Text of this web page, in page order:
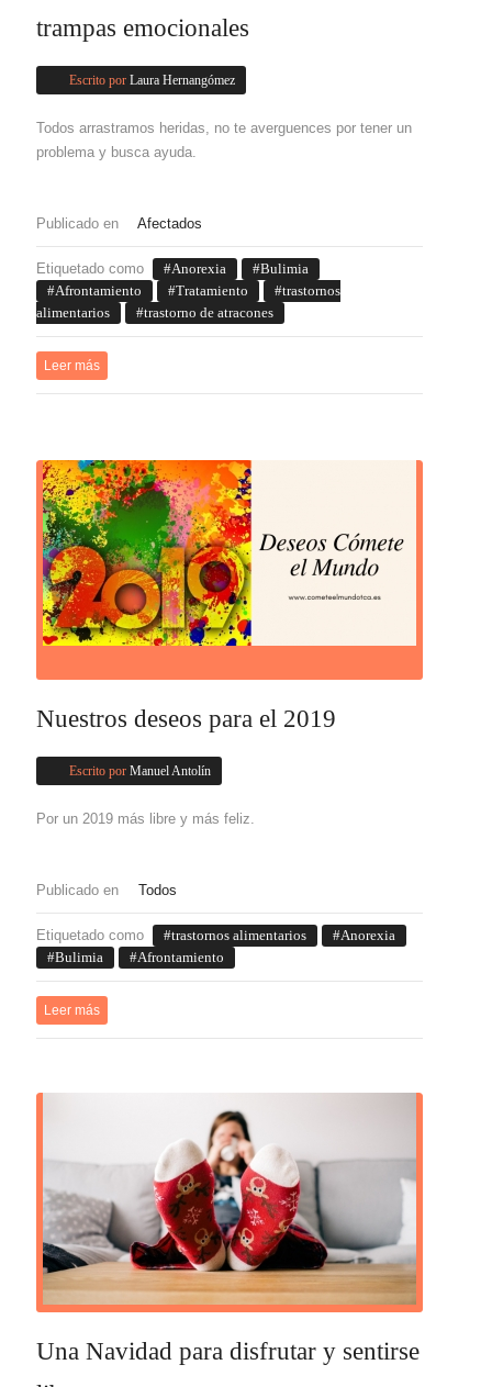
trampas emocionales
Escrito por Laura Hernangómez
Todos arrastramos heridas, no te averguences por tener un
problema y busca ayuda.
Publicado en Afectados
Etiquetado como Anorexia
Bulimia
Afrontamiento
Tratamiento
trastornos
alimentarios
trastorno de atracones
Leer más
Nuestros deseos para el 2019
Escrito por Manuel Antolín
Por un 2019 más libre y más feliz.
Publicado en Todos
Etiquetado como trastornos alimentarios
Anorexia
Bulimia
Afrontamiento
Leer más
Una Navidad para disfrutar y sentirse